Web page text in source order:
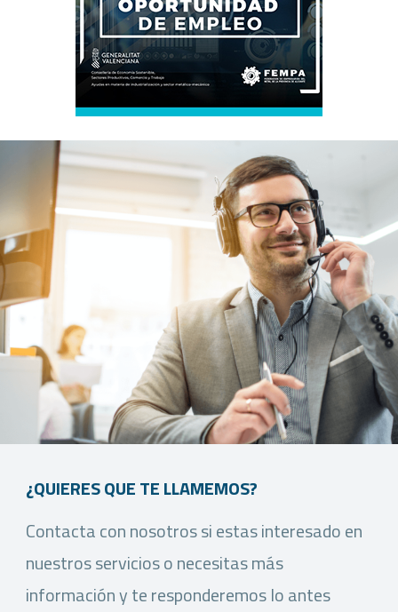
¿QUIERES QUE TE LLAMEMOS?
Contacta con nosotros si estas interesado en
nuestros servicios o necesitas más
información y te responderemos lo antes